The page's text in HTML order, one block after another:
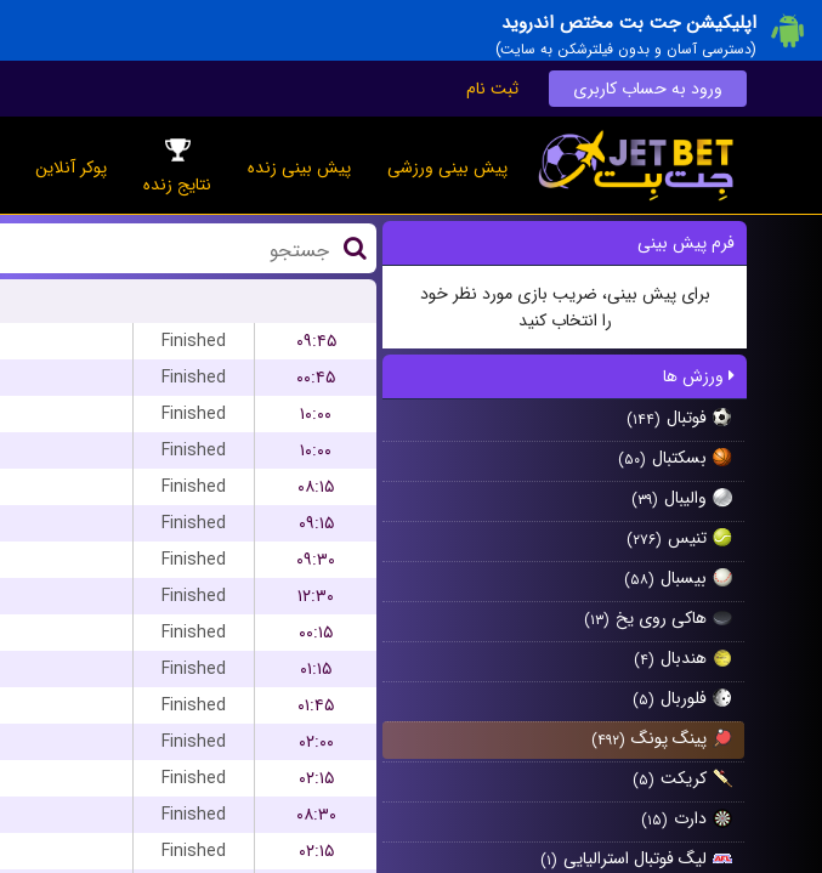
اپلیکیشن جت بت مختص اندروید
(دسترسی آسان و بدون فیلترشکن به سایت)
ورود به حساب کاربری ثبت نام
پیش بینی ورزشی پیش بینی زنده
نتایج زنده
پوکر آنلاین
فرم پیش بینی
برای پیش بینی، ضریب بازی مورد نظر خود
را انتخاب کنید
ورزش ها
فوتبال (۱۴۴)
بسکتبال (۵۰)
والیبال (۳۹)
تنیس (۲۷۶)
بیسبال (۵۸)
هاکی روی یخ (۱۳)
هندبال (۴)
فلوربال (۵)
پینگ پونگ (۴۹۲)
کریکت (۵)
دارت (۱۵)
لیگ فوتبال استرالیایی (۱)
Finished
۰۹:۴۵
Finished
۰۰:۴۵
Finished
۱۰:۰۰
Finished
۱۰:۰۰
Finished
۰۸:۱۵
Finished
۰۹:۱۵
Finished
۰۹:۳۰
Finished
۱۲:۳۰
Finished
۰۰:۱۵
Finished
۰۱:۱۵
Finished
۰۱:۴۵
Finished
۰۲:۰۰
Finished
۰۲:۱۵
Finished
۰۸:۳۰
Finished
۰۲:۱۵